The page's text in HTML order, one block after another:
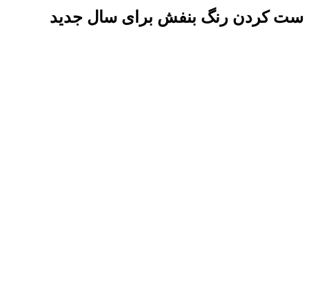
ست کردن رنگ بنفش برای سال جدید